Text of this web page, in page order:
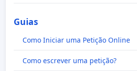
Guias
Como Iniciar uma Petição Online
Como escrever uma petição?